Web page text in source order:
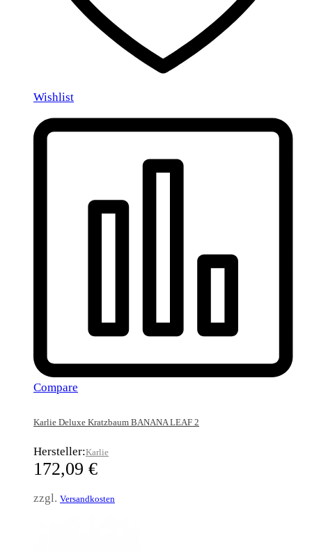
Wishlist
Compare
Karlie Deluxe Kratzbaum BANANA LEAF 2
Hersteller:Karlie
172,09 €
zzgl. Versandkosten